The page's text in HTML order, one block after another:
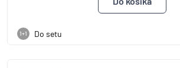
1+1 Do setu